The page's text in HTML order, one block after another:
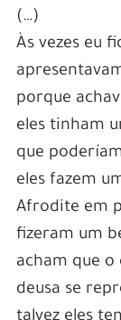
(…)
Às vezes eu
porque
eles tinham
que
eles fazem
Afrodite em
fizeram um
acham que o
deusa se